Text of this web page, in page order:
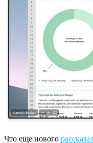
Что еще нового